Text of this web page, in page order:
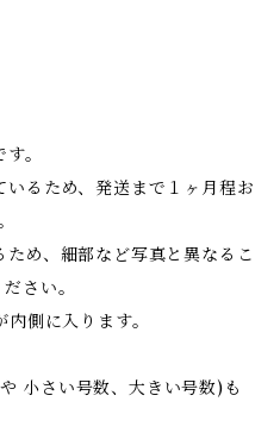
。
いるため、発送まで１ヶ月程お
ため、細部など写真と異なるこ
さい。
側に入ります。
小さい号数、大きい号数)も